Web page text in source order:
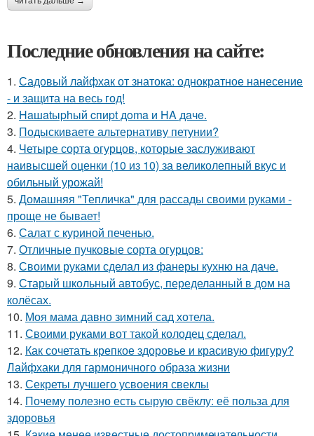
Последние обновления на сайте:
1. Садовый лайфхак от знатока: однократное нанесение
- и защита на весь год!
2. Haшatыphый cпиpt дoma и HA дaчe.
3. Подыскиваете альтернативу петунии?
4. Четыре сорта огурцов, которые заслуживают
наивысшей оценки (10 из 10) за великолепный вкус и
обильный урожай!
5. Домашняя "Тепличка" для рассады своими руками -
проще не бывает!
6. Салат с куриной печенью.
7. Отличные пучковые сорта огурцов:
8. Своими руками сделал из фанеры кухню на даче.
9. Старый школьный автобус, переделанный в дом на
колёсах.
10. Моя мама давно зимний сад хотела.
11. Своими руками вот такой колодец сделал.
12. Как сочетать крепкое здоровье и красивую фигуру?
Лайфхаки для гармоничного образа жизни
13. Секреты лучшего усвоения свеклы
14. Почему полезно есть сырую свёклу: её польза для
здоровья